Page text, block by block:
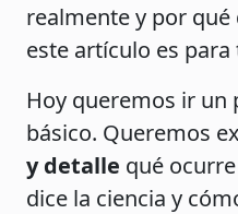
realmente y por
este artículo es para
Hoy queremos ir un
básico. Queremos
y detalle qué
dice la ciencia y